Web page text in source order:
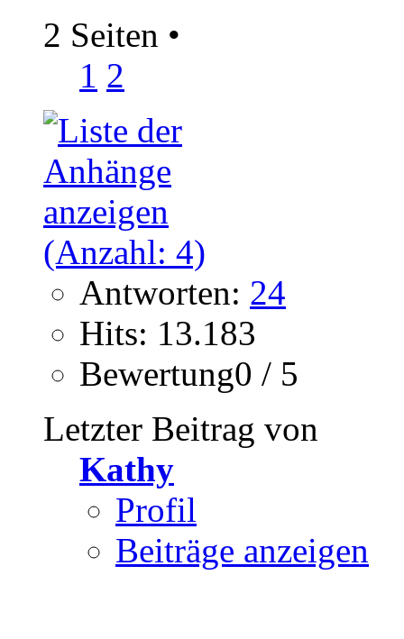
2 Seiten •
1 2
Antworten: 24
Hits: 13.183
Bewertung0 / 5
Letzter Beitrag von
Kathy
Profil
Beiträge anzeigen